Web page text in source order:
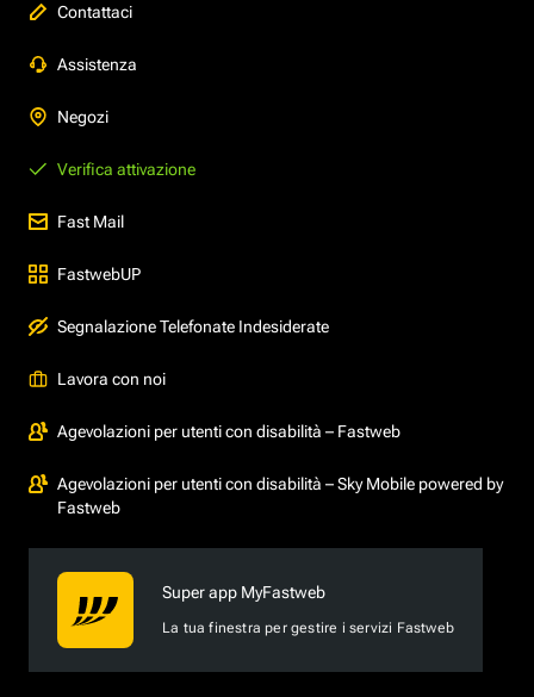
Contattaci
Assistenza
Negozi
Verifica attivazione
Fast Mail
FastwebUP
Segnalazione Telefonate Indesiderate
Lavora con noi
Agevolazioni per utenti con disabilità – Fastweb
Agevolazioni per utenti con disabilità – Sky Mobile powered by
Fastweb
Super app MyFastweb
La tua finestra per gestire i servizi Fastweb